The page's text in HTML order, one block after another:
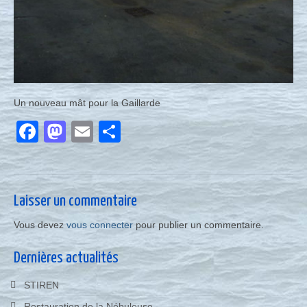
Un nouveau mât pour la Gaillarde
Facebook
Mastodon
EmailPartager
Laisser un commentaire
Vous devezvous connecterpour publier un commentaire.
Dernières actualités
STIREN